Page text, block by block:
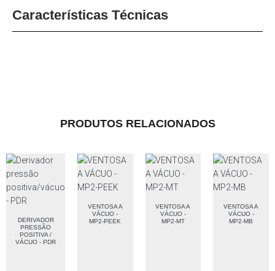
Características Técnicas
PRODUTOS RELACIONADOS
DERIVADOR
PRESSÃO
POSITIVA /
VÁCUO - PDR
VENTOSA A
VÁCUO -
MP2-PEEK
VENTOSA A
VÁCUO -
MP2-MT
VENTOSA A
VÁCUO -
MP2-MB